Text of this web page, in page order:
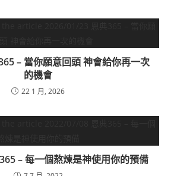
– 當你願意回頭 神會給你再一次
的機會
22 1 月, 2026
– 每一個熬煉是神使用你的預備